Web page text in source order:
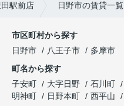
駅前店 日野市の賃貸一覧
市区町村から探す
日野市
八王子市
多摩市
町名から探す
子安町
大字日野 石川町
明神町
日野本町 西平山